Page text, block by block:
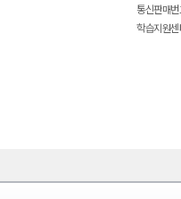
통신판매
학습지원